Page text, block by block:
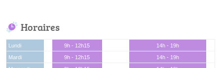
Horaires
Lundi 9h - 12h15
14h - 19h
Mardi
9h - 12h15
14h - 19h